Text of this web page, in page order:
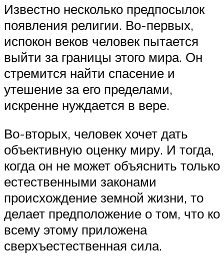
Известно несколько предпосылок
появления религии. Во-первых,
испокон веков человек пытается
выйти за границы этого мира. Он
стремится найти спасение и
утешение за его пределами,
искренне нуждается в вере.
Во-вторых, человек хочет дать
объективную оценку миру. И тогда,
когда он не может объяснить только
естественными законами
происхождение земной жизни, то
делает предположение о том, что ко
всему этому приложена
сверхъестественная сила.